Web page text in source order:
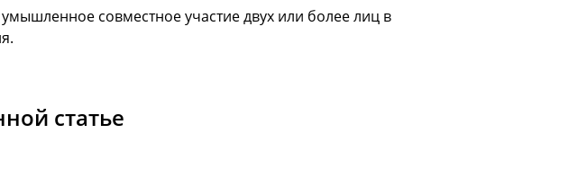
совместное участие двух или более лиц в
статье